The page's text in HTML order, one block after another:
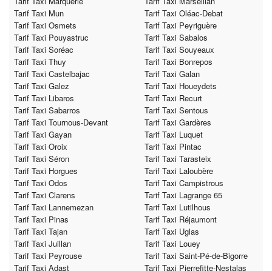
Tarif Taxi Mun
Tarif Taxi Oléac-Debat
Tarif Taxi Osmets
Tarif Taxi Peyriguère
Tarif Taxi Pouyastruc
Tarif Taxi Sabalos
Tarif Taxi Soréac
Tarif Taxi Souyeaux
Tarif Taxi Thuy
Tarif Taxi Bonrepos
Tarif Taxi Castelbajac
Tarif Taxi Galan
Tarif Taxi Galez
Tarif Taxi Houeydets
Tarif Taxi Libaros
Tarif Taxi Recurt
Tarif Taxi Sabarros
Tarif Taxi Sentous
Tarif Taxi Tournous-Devant
Tarif Taxi Gardères
Tarif Taxi Gayan
Tarif Taxi Luquet
Tarif Taxi Oroix
Tarif Taxi Pintac
Tarif Taxi Séron
Tarif Taxi Tarasteix
Tarif Taxi Horgues
Tarif Taxi Laloubère
Tarif Taxi Odos
Tarif Taxi Campistrous
Tarif Taxi Clarens
Tarif Taxi Lagrange 65
Tarif Taxi Lannemezan
Tarif Taxi Lutilhous
Tarif Taxi Pinas
Tarif Taxi Réjaumont
Tarif Taxi Tajan
Tarif Taxi Uglas
Tarif Taxi Juillan
Tarif Taxi Louey
Tarif Taxi Peyrouse
Tarif Taxi Saint-Pé-de-Bigorre
Tarif Taxi Adast
Tarif Taxi Pierrefitte-Nestalas